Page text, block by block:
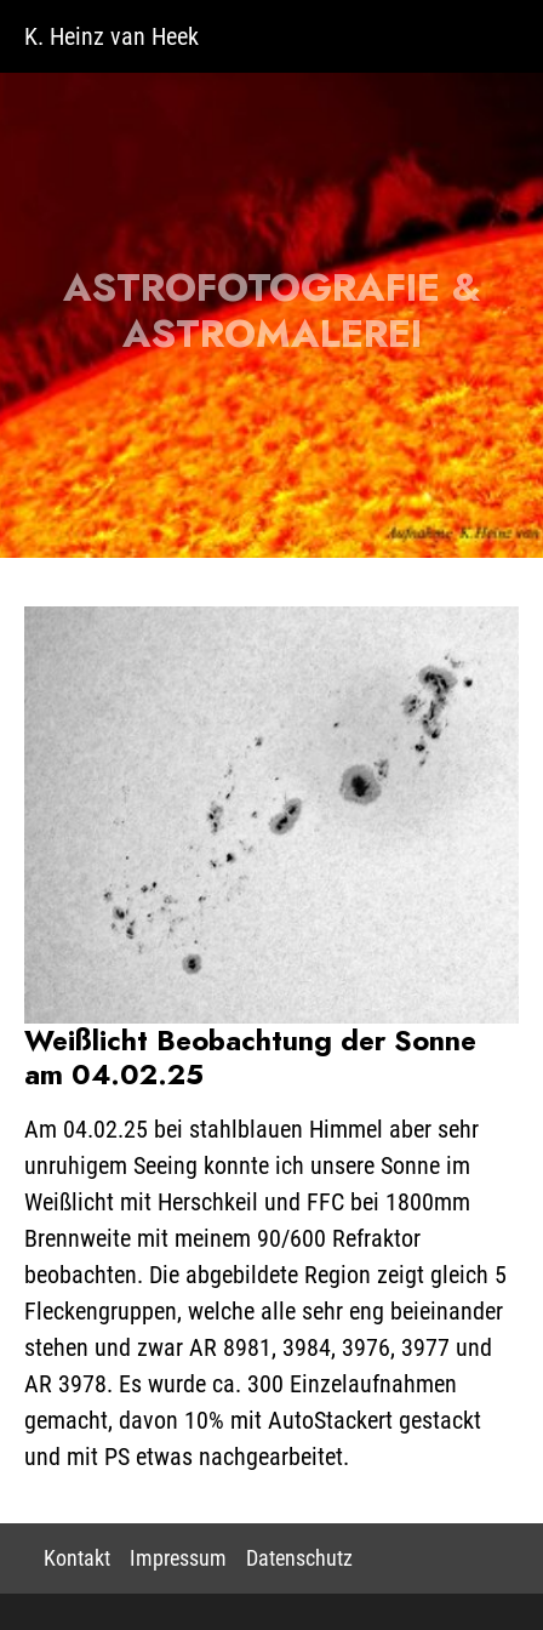
K. Heinz van Heek
ASTROFOTOGRAFIE &
ASTROMALEREI
Weißlicht Beobachtung der Sonne
am 04.02.25
Am 04.02.25 bei stahlblauen Himmel aber sehr
unruhigem Seeing konnte ich unsere Sonne im
Weißlicht mit Herschkeil und FFC bei 1800mm
Brennweite mit meinem 90/600 Refraktor
beobachten. Die abgebildete Region zeigt gleich 5
Fleckengruppen, welche alle sehr eng beieinander
stehen und zwar AR 8981, 3984, 3976, 3977 und
AR 3978. Es wurde ca. 300 Einzelaufnahmen
gemacht, davon 10% mit AutoStackert gestackt
und mit PS etwas nachgearbeitet.
Kontakt Impressum Datenschutz